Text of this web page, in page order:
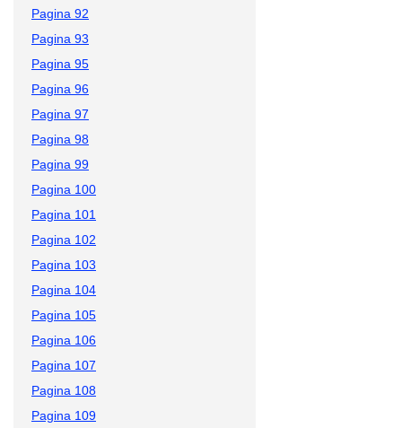
Pagina 92
Pagina 93
Pagina 95
Pagina 96
Pagina 97
Pagina 98
Pagina 99
Pagina 100
Pagina 101
Pagina 102
Pagina 103
Pagina 104
Pagina 105
Pagina 106
Pagina 107
Pagina 108
Pagina 109